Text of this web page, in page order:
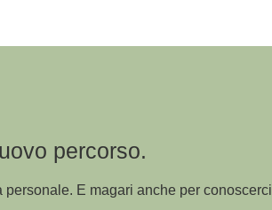
percorso.
E magari anche per conoscerci